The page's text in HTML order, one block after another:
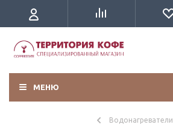
МЕНЮ
Водонагреватели